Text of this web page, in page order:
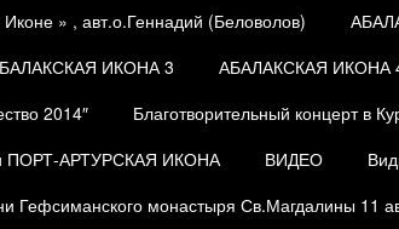
» , авт.о.Геннадий (Беловолов)
ИКОНА 3 АБАЛАКСКАЯ ИКОНА
2014″
Благотворительный концерт в
АРТУРСКАЯ ИКОНА
ВИДЕО
Гефсиманского монастыря Св.Магдалины 11